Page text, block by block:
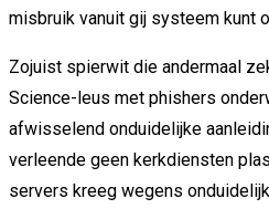
misbruik vanuit gij systeem kunt
Zojuist spierwit die andermaal
Science-leus met phishers
afwisselend onduidelijke
verleende geen kerkdiensten
servers kreeg wegens